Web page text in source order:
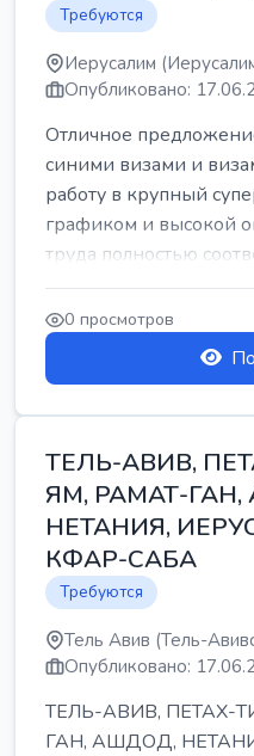
Требуются
Иерусалим
Опубликовано:
Отличное
синими визами и
работу в крупный
графиком и высокой
труда полностью
0 просмотров
ТЕЛЬ-АВИВ,
ЯМ, РАМАТ-
НЕТАНИЯ,
КФАР-САБА
Требуются
Тель Авив (Тель-
Опубликовано:
ТЕЛЬ-АВИВ, ПЕТАХ-
ГАН, АШДОД,